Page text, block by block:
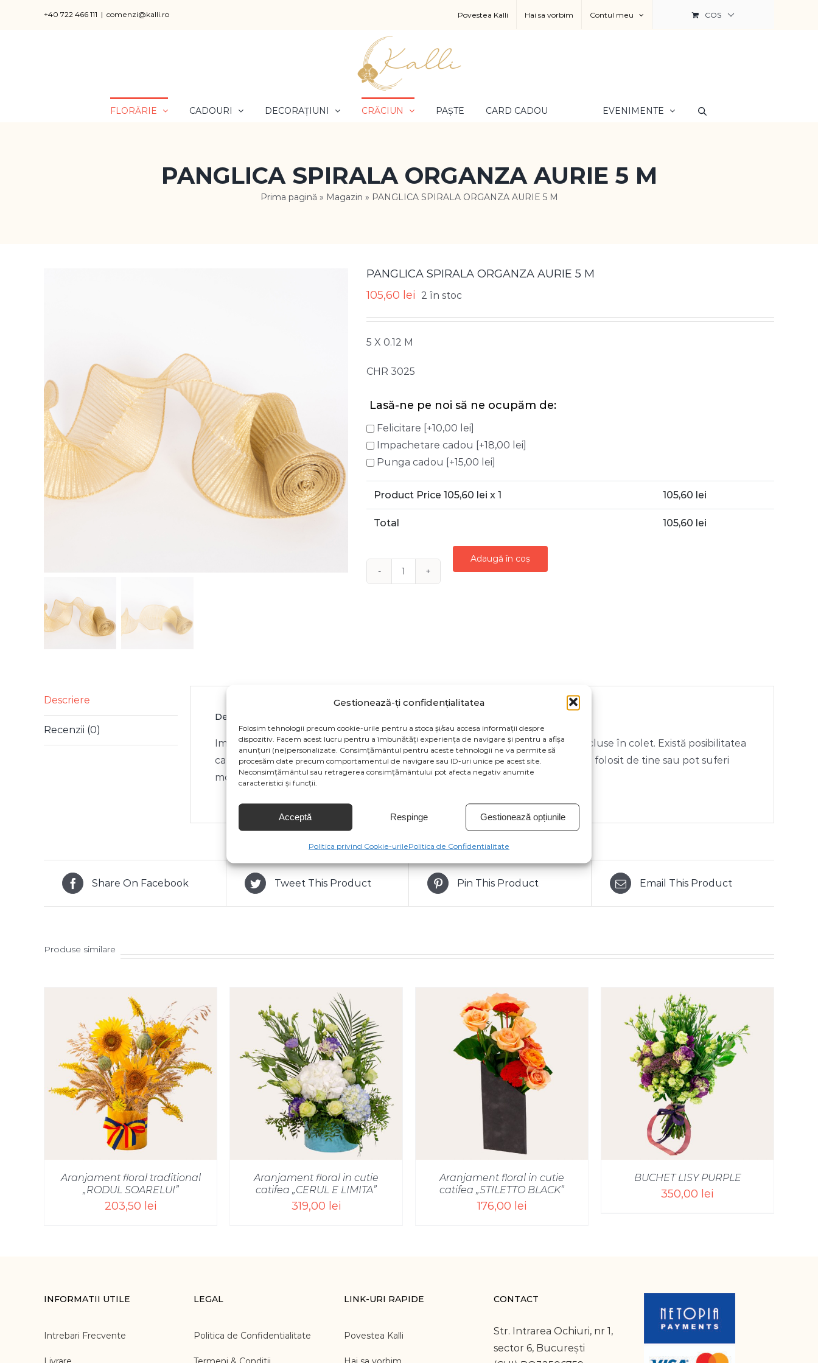
Gestionează-ți confidențialitatea
Folosim tehnologii precum cookie-urile pentru a stoca și/sau accesa informații despre
dispozitiv. Facem acest lucru pentru a îmbunătăți experiența de navigare și pentru a afișa
anunțuri (ne)personalizate. Consimțământul pentru aceste tehnologii ne va permite să
procesăm date precum comportamentul de navigare sau ID-uri unice pe acest site.
Neconsimțământul sau retragerea consimțământului pot afecta negativ anumite
caracteristici și funcții.
Acceptă Respinge Gestionează opțiunile
Politica privind Cookie-urilePolitica de Confidentialitate
+40 722 466 111 | comenzi@kalli.ro Povestea Kalli Hai sa vorbim Contul meu COS
FLORĂRIE CADOURI DECORAȚIUNI CRĂCIUN PAȘTE CARD CADOU EVENIMENTE
PANGLICA SPIRALA ORGANZA AURIE 5 M
Prima pagină » Magazin » PANGLICA SPIRALA ORGANZA AURIE 5 M
PANGLICA SPIRALA ORGANZA AURIE 5 M
105,60 lei 2 în stoc
5 X 0.12 M
CHR 3025
Lasă-ne pe noi să ne ocupăm de:
Felicitare [+10,00 lei]
Impachetare cadou [+18,00 lei]
Punga cadou [+15,00 lei]
Product Price 105,60 lei x 1 105,60 lei
Total 105,60 lei
Adaugă în coș
Descriere
Recenzii (0)
Descriere
Imaginile produsului sunt cu titlu de prezentare și pot conține accesorii neincluse în colet. Există posibilitatea
ca specificațiile de culoare să fie afișate eronat în funcție de dispozitivul vizual folosit de tine sau pot suferi
modificări de la producătorul produsului.
Share On Facebook Tweet This Product Pin This Product Email This Product
Produse similare
Aranjament floral traditional
„RODUL SOARELUI”
203,50 lei
SELECT OPTIONS /
Aranjament floral in cutie
catifea „CERUL E LIMITA”
319,00 lei
SELECT OPTIONS /
Aranjament floral in cutie
catifea „STILETTO BLACK”
176,00 lei
SELECT OPTIONS /
BUCHET LISY PURPLE
350,00 lei
INFORMATII UTILE
Intrebari Frecvente
LEGAL
Politica de Confidentialitate
LINK-URI RAPIDE
Povestea Kalli
CONTACT
Str. Intrarea Ochiuri, nr 1,
sector 6, București